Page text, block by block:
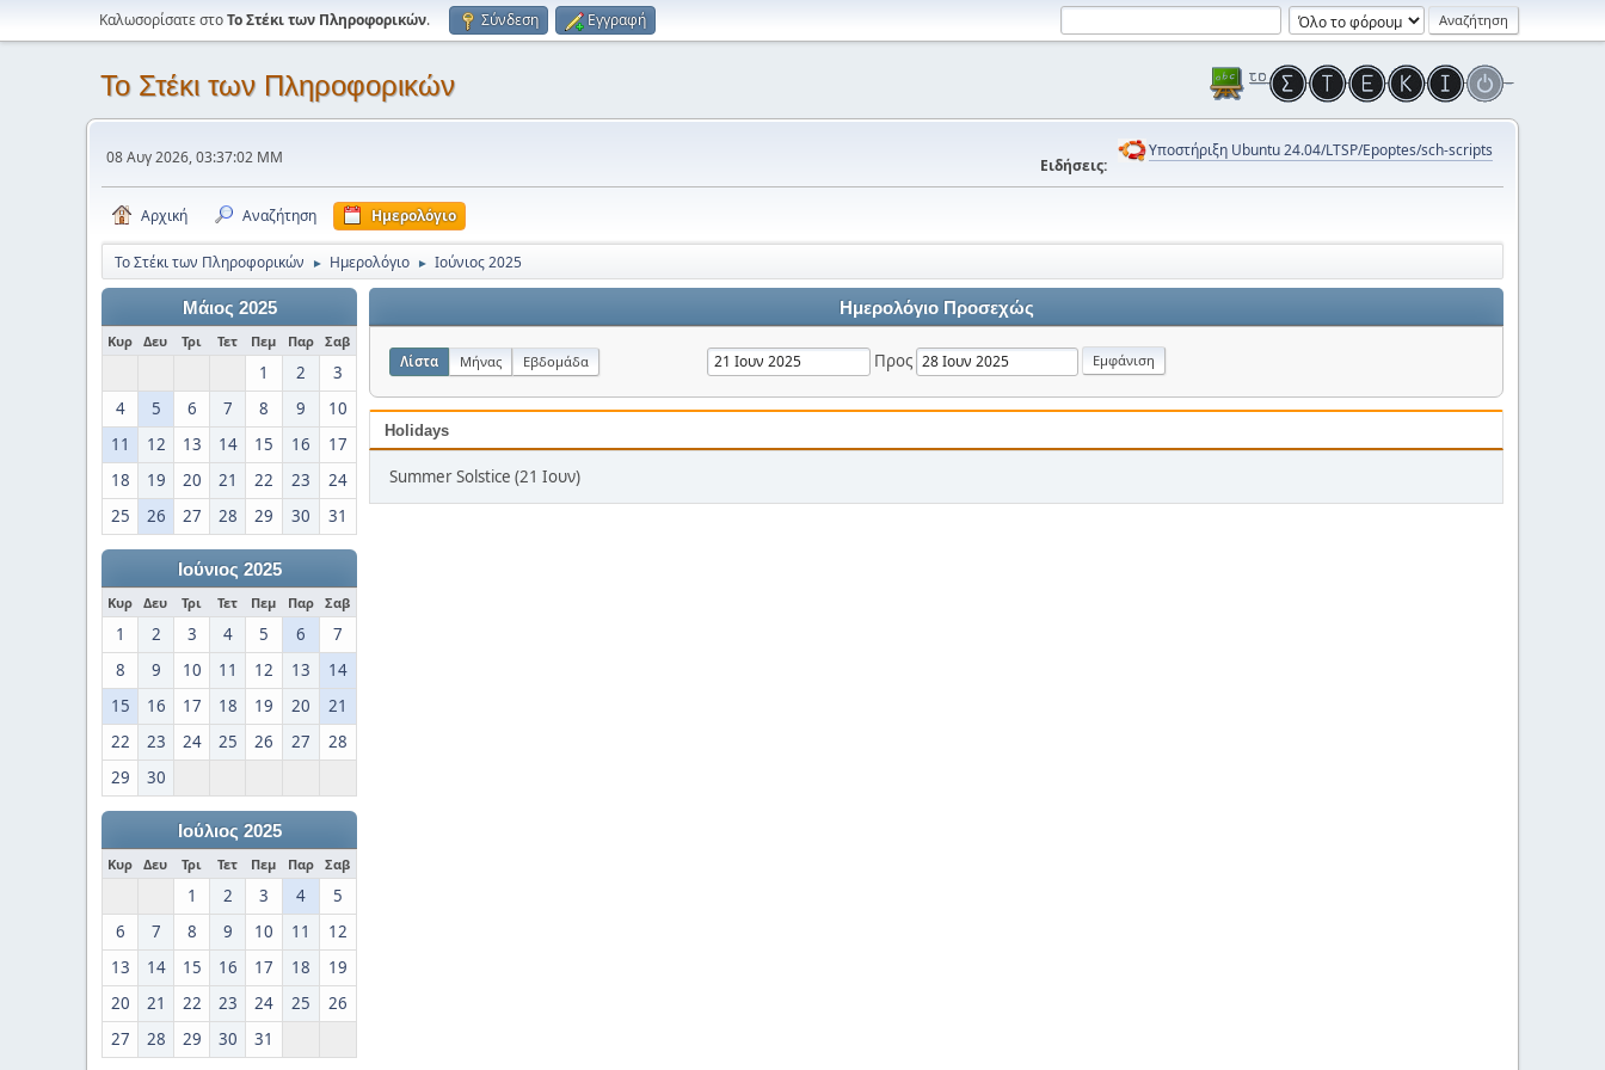
Καλωσορίσατε στοΤο Στέκι των Πληροφορικών. Σύνδεση Εγγραφή
Το Στέκι των Πληροφορικών
08 Αυγ 2026, 03:37:02 ΜΜ Ειδήσεις:
Υποστήριξη Ubuntu 24.04/LTSP/Epoptes/sch-scripts
Αρχική Αναζήτηση Ημερολόγιο
Το Στέκι των Πληροφορικών ► Ημερολόγιο ► Ιούνιος 2025
Μάιος 2025
Κυρ Δευ Τρι Τετ Πεμ Παρ Σαβ
1 2
3
4
5 6 7 8 9
10
11
12 13 14 15 16
17
18
19 20 21 22 23
24
25
26 27 28 29 30 31
Ιούνιος 2025
Κυρ Δευ Τρι Τετ Πεμ Παρ Σαβ
1 2 3 4 5 6
7
8
9 10 11 12 13
14
15
16 17 18 19 20
21
22
23 24 25 26 27
28
29
30
Ιούλιος 2025
Κυρ Δευ Τρι Τετ Πεμ Παρ Σαβ
1 2 3 4
5
6
7 8 9 10 11
12
13
14 15 16 17 18
19
20
21 22 23 24 25
26
27
28 29 30 31
Ημερολόγιο Προσεχώς
Λίστα Μήνας Εβδομάδα Προς
Holidays
Summer Solstice (21 Ιουν)